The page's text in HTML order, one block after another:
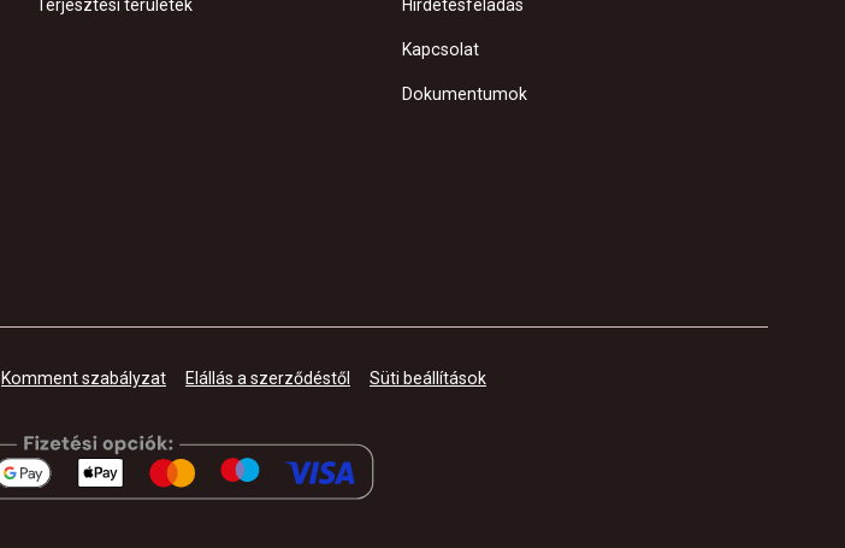
Terjesztési területek Hirdetésfeladás
Kapcsolat
Dokumentumok
Komment szabályzat Elállás a szerződéstől Süti beállítások